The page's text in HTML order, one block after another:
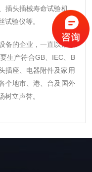
插头插械寿命试验机、
试验仪等。
备的企业，一直以来致
生产符合GB、IEC、B
插座、电器附件及家用
个地市、港、台及国外
树立声誉。